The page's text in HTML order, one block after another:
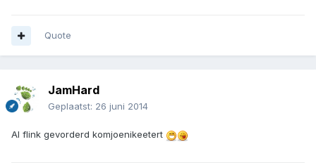
Quote
JamHard
Geplaatst: 26 juni 2014
Al flink gevorderd komjoenikeetert